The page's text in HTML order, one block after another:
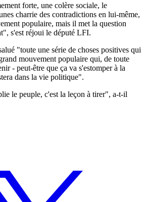
forte, une colère sociale, le
charrie des contradictions en lui-même,
populaire, mais il met la question
s'est réjoui le député LFI.
"toute une série de choses positives qui
mouvement populaire qui, de toute
- peut-être que ça va s'estomper à la
dans la vie politique".
le peuple, c'est la leçon à tirer", a-t-il